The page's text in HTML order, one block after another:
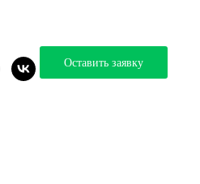
Оставить заявку